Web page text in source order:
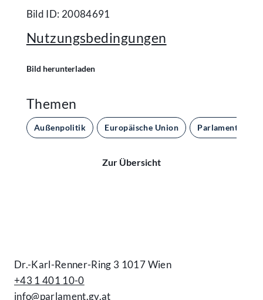
Bild ID: 20084691
Nutzungsbedingungen
Bild herunterladen
Themen
Außenpolitik Europäische Union Parlament und
Zur Übersicht
Dr.-Karl-Renner-Ring 3 1017 Wien
+43 1 401 10-0
info@parlament.gv.at